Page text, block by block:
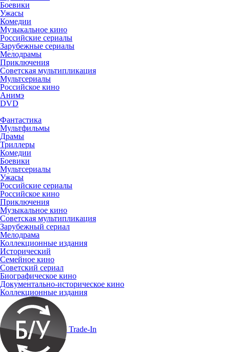
Боевики
Ужасы
Комедии
Музыкальное кино
Российские сериалы
Зарубежные сериалы
Мелодрамы
Приключения
Советская мультипликация
Мультсериалы
Российское кино
Анимэ
DVD
Фантастика
Мультфильмы
Драмы
Триллеры
Комедии
Боевики
Мультсериалы
Ужасы
Российские сериалы
Российское кино
Приключения
Музыкальное кино
Советская мультипликация
Зарубежный сериал
Мелодрама
Коллекционные издания
Исторический
Семейное кино
Советский сериал
Биографическое кино
Документально-историческое кино
Коллекционные издания
Trade-In